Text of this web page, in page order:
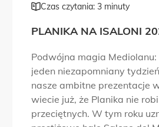
Czas czytania: 3 minuty
PLANIKA NA ISALONI
Podwójna magia
jeden niezapomniany
nasze ambitne prezentacje
wiecie już, że Planika nie
przeciętnych. W tym roku